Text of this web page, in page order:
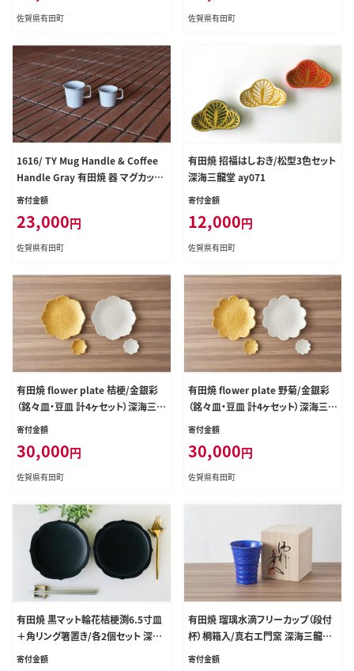
佐賀県有田町 佐賀県有田町
1616/ TY Mug Handle & Coffee
Handle Gray 有田焼 器 マグカップ
グレー コーヒーカップ eb011
寄付金額
23,000円
佐賀県有田町
有田焼 招福はしおき/松型3色セット
深海三龍堂 ay071
寄付金額
12,000円
佐賀県有田町
有田焼 flower plate 桔梗/金銀彩
（銘々皿・豆皿 計4ヶセット）深海三龍
堂 和食器 食器 うつわ 器 おしゃれ
レート 取り皿 ケーキ皿 パン皿 金 銀
白 ハレの器 豆皿 小皿 30000円 3万
寄付金額
30,000円
佐賀県有田町
有田焼 flower plate 野菊/金銀彩
（銘々皿・豆皿 計4ヶセット）深海三龍
堂 食器 おしゃれ お皿 プレート 取り
ay018
寄付金額
30,000円
佐賀県有田町
有田焼 黒マット輪花桔梗渕6.5寸皿
＋角リング箸置き/各2個セット 深海
三龍堂 スタイリッシュ シンプル デザ
寄付金額
有田焼 瑠璃水滴フリーカップ（段付
杯）桐箱入/真右エ門窯 深海三龍堂
ビアグラス ビールコップ 焼酎グラス
寄付金額